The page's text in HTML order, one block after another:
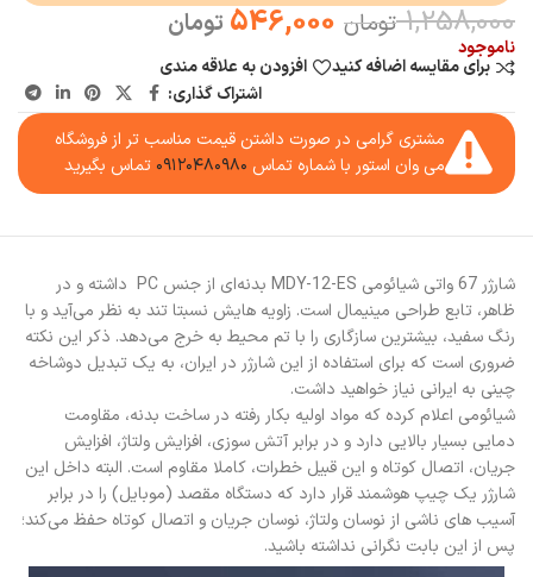
1,258,000 تومان 546,000 تومان
ناموجود
برای مقایسه اضافه کنید
افزودن به علاقه مندی
اشتراک گذاری:
مشتری گرامی در صورت داشتن قیمت مناسب تر از فروشگاه
می وان استور با شماره تماس ۰۹۱۲۰۴۸۰۹۸۰ تماس بگیرید
شارژر 67 واتی شیائومی MDY-12-ES بدنه‌ای از جنس PC داشته و در
ظاهر، تابع طراحی مینیمال است. زاویه هایش نسبتا تند به نظر می‌آید و با
رنگ سفید، بیشترین سازگاری را با تم محیط به خرج می‌دهد. ذکر این نکته
ضروری است که برای استفاده از این شارژر در ایران، به یک تبدیل دوشاخه
چینی به ایرانی نیاز خواهید داشت.
شیائومی اعلام کرده که مواد اولیه بکار رفته در ساخت بدنه، مقاومت
دمایی بسیار بالایی دارد و در برابر آتش سوزی، افزایش ولتاژ، افزایش
جریان، اتصال کوتاه و این قبیل خطرات، کاملا مقاوم است. البته داخل این
شارژر یک چیپ هوشمند قرار دارد که دستگاه مقصد (موبایل) را در برابر
آسیب های ناشی از نوسان ولتاژ، نوسان جریان و اتصال کوتاه حفظ می‌کند؛
پس از این بابت نگرانی نداشته باشید.